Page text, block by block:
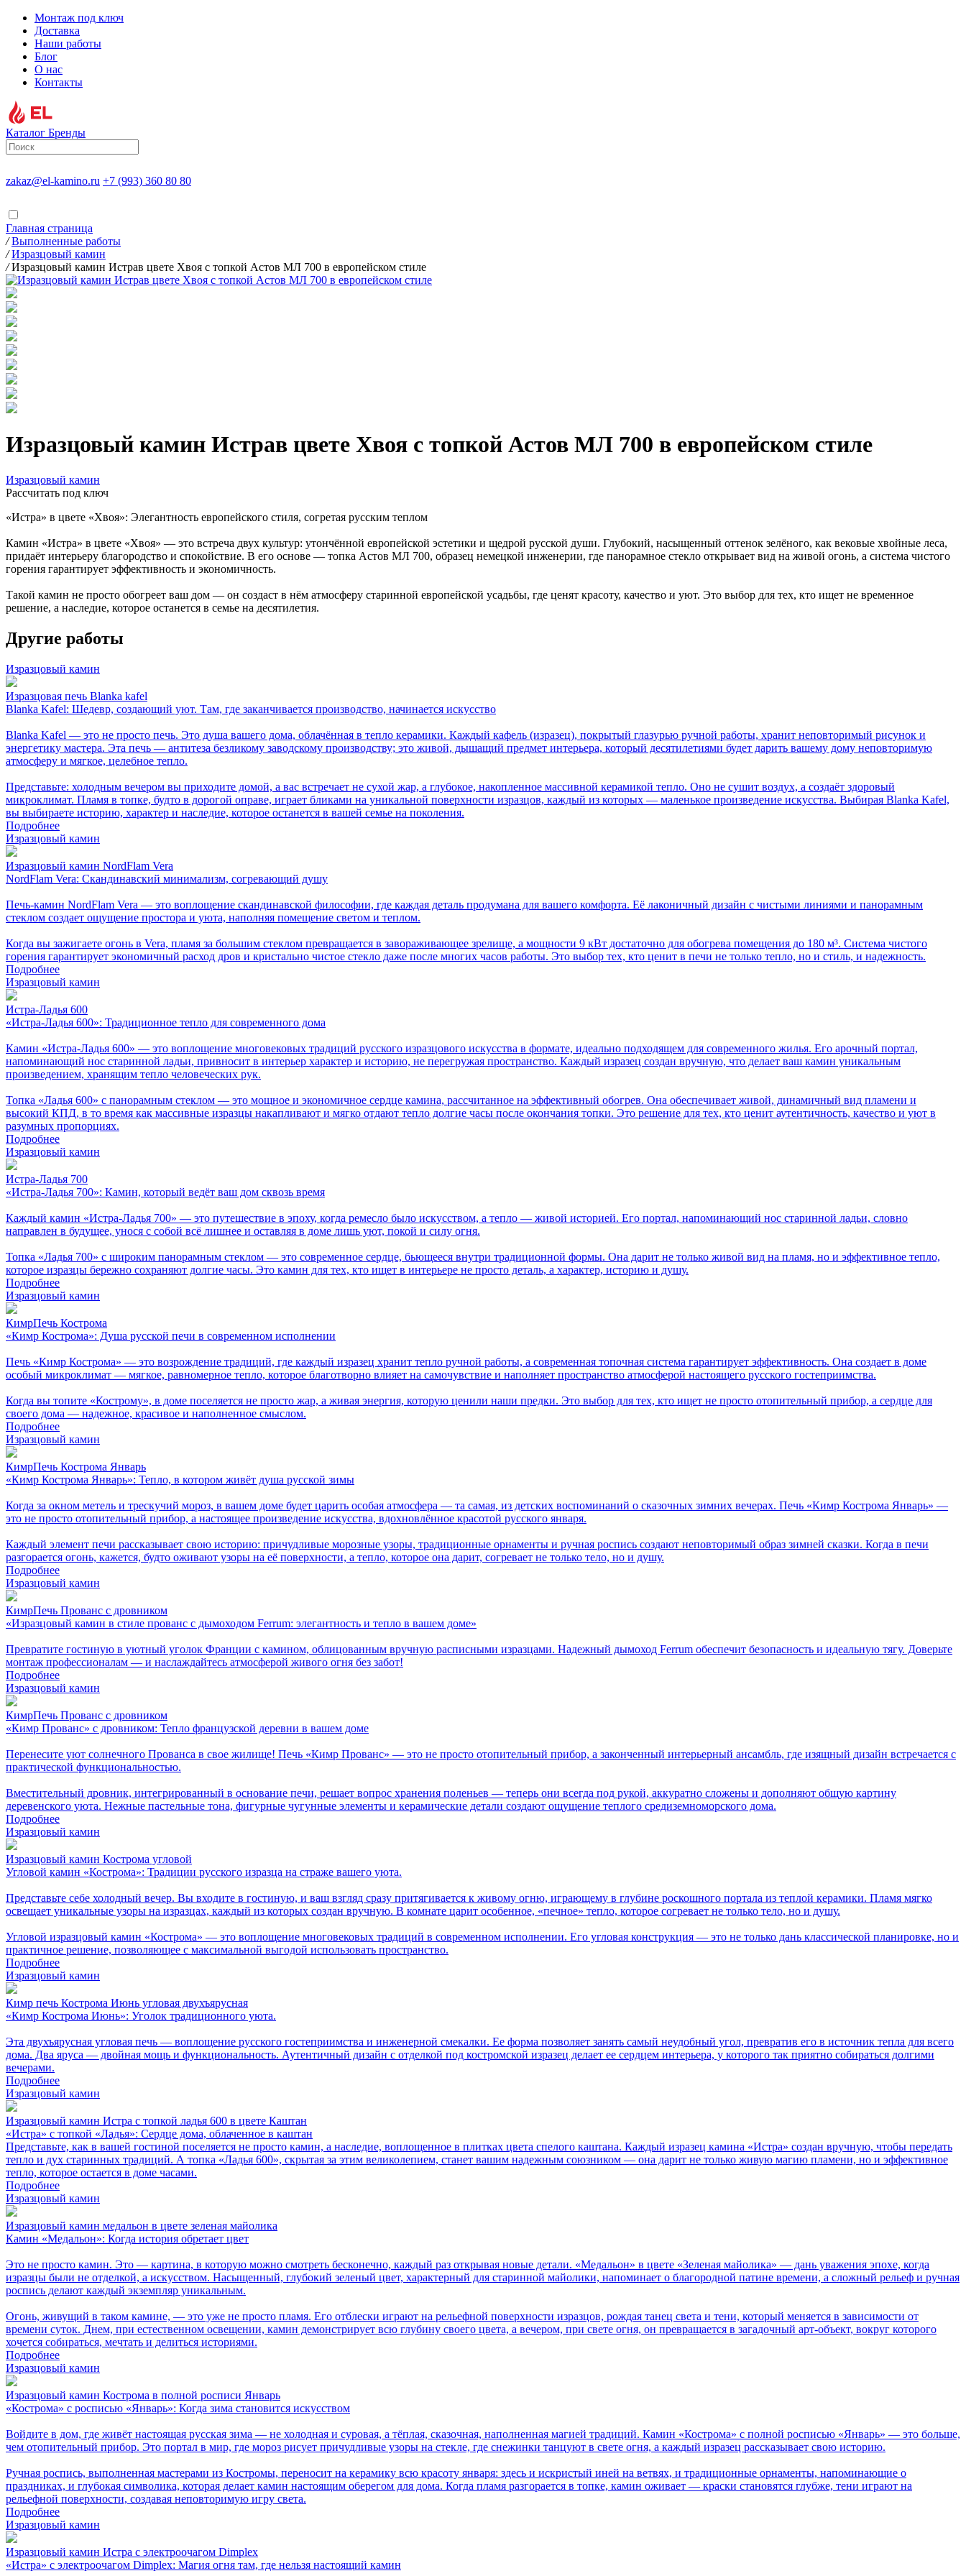
Монтаж под ключ
Доставка
Наши работы
Блог
О нас
Контакты
Каталог Бренды
zakaz@el-kamino.ru +7 (993) 360 80 80
Главная страница
/ Выполненные работы
/ Изразцовый камин
/ Изразцовый камин Истрав цвете Хвоя с топкой Астов МЛ 700 в европейском стиле
Изразцовый камин Истрав цвете Хвоя с топкой Астов МЛ 700 в европейском стиле
Изразцовый камин
Расcчитать под ключ
«Истра» в цвете «Хвоя»: Элегантность европейского стиля, согретая русским теплом
Камин «Истра» в цвете «Хвоя» — это встреча двух культур: утончённой европейской эстетики и щедрой русской души. Глубокий, насыщенный оттенок зелёного, как вековые хвойные леса,
придаёт интерьеру благородство и спокойствие. В его основе — топка Астов МЛ 700, образец немецкой инженерии, где панорамное стекло открывает вид на живой огонь, а система чистого
горения гарантирует эффективность и экономичность.
Такой камин не просто обогреет ваш дом — он создаст в нём атмосферу старинной европейской усадьбы, где ценят красоту, качество и уют. Это выбор для тех, кто ищет не временное
решение, а наследие, которое останется в семье на десятилетия.
Другие работы
Изразцовый камин
Изразцовая печь Blanka kafel
Blanka Kafel: Шедевр, создающий уют. Там, где заканчивается производство, начинается искусство
Blanka Kafel — это не просто печь. Это душа вашего дома, облачённая в тепло керамики. Каждый кафель (изразец), покрытый глазурью ручной работы, хранит неповторимый рисунок и
энергетику мастера. Эта печь — антитеза безликому заводскому производству; это живой, дышащий предмет интерьера, который десятилетиями будет дарить вашему дому неповторимую
атмосферу и мягкое, целебное тепло.
Представьте: холодным вечером вы приходите домой, а вас встречает не сухой жар, а глубокое, накопленное массивной керамикой тепло. Оно не сушит воздух, а создаёт здоровый
микроклимат. Пламя в топке, будто в дорогой оправе, играет бликами на уникальной поверхности изразцов, каждый из которых — маленькое произведение искусства. Выбирая Blanka Kafel,
вы выбираете историю, характер и наследие, которое останется в вашей семье на поколения.
Подробнее
Изразцовый камин
Изразцовый камин NordFlam Vera
NordFlam Vera: Скандинавский минимализм, согревающий душу
Печь-камин NordFlam Vera — это воплощение скандинавской философии, где каждая деталь продумана для вашего комфорта. Её лаконичный дизайн с чистыми линиями и панорамным
стеклом создает ощущение простора и уюта, наполняя помещение светом и теплом.
Когда вы зажигаете огонь в Vera, пламя за большим стеклом превращается в завораживающее зрелище, а мощности 9 кВт достаточно для обогрева помещения до 180 м³. Система чистого
горения гарантирует экономичный расход дров и кристально чистое стекло даже после многих часов работы. Это выбор тех, кто ценит в печи не только тепло, но и стиль, и надежность.
Подробнее
Изразцовый камин
Истра-Ладья 600
«Истра-Ладья 600»: Традиционное тепло для современного дома
Камин «Истра-Ладья 600» — это воплощение многовековых традиций русского изразцового искусства в формате, идеально подходящем для современного жилья. Его арочный портал,
напоминающий нос старинной ладьи, привносит в интерьер характер и историю, не перегружая пространство. Каждый изразец создан вручную, что делает ваш камин уникальным
произведением, хранящим тепло человеческих рук.
Топка «Ладья 600» с панорамным стеклом — это мощное и экономичное сердце камина, рассчитанное на эффективный обогрев. Она обеспечивает живой, динамичный вид пламени и
высокий КПД, в то время как массивные изразцы накапливают и мягко отдают тепло долгие часы после окончания топки. Это решение для тех, кто ценит аутентичность, качество и уют в
разумных пропорциях.
Подробнее
Изразцовый камин
Истра-Ладья 700
«Истра-Ладья 700»: Камин, который ведёт ваш дом сквозь время
Каждый камин «Истра-Ладья 700» — это путешествие в эпоху, когда ремесло было искусством, а тепло — живой историей. Его портал, напоминающий нос старинной ладьи, словно
направлен в будущее, унося с собой всё лишнее и оставляя в доме лишь уют, покой и силу огня.
Топка «Ладья 700» с широким панорамным стеклом — это современное сердце, бьющееся внутри традиционной формы. Она дарит не только живой вид на пламя, но и эффективное тепло,
которое изразцы бережно сохраняют долгие часы. Это камин для тех, кто ищет в интерьере не просто деталь, а характер, историю и душу.
Подробнее
Изразцовый камин
КимрПечь Кострома
«Кимр Кострома»: Душа русской печи в современном исполнении
Печь «Кимр Кострома» — это возрождение традиций, где каждый изразец хранит тепло ручной работы, а современная топочная система гарантирует эффективность. Она создает в доме
особый микроклимат — мягкое, равномерное тепло, которое благотворно влияет на самочувствие и наполняет пространство атмосферой настоящего русского гостеприимства.
Когда вы топите «Кострому», в доме поселяется не просто жар, а живая энергия, которую ценили наши предки. Это выбор для тех, кто ищет не просто отопительный прибор, а сердце для
своего дома — надежное, красивое и наполненное смыслом.
Подробнее
Изразцовый камин
КимрПечь Кострома Январь
«Кимр Кострома Январь»: Тепло, в котором живёт душа русской зимы
Когда за окном метель и трескучий мороз, в вашем доме будет царить особая атмосфера — та самая, из детских воспоминаний о сказочных зимних вечерах. Печь «Кимр Кострома Январь» —
это не просто отопительный прибор, а настоящее произведение искусства, вдохновлённое красотой русского января.
Каждый элемент печи рассказывает свою историю: причудливые морозные узоры, традиционные орнаменты и ручная роспись создают неповторимый образ зимней сказки. Когда в печи
разгорается огонь, кажется, будто оживают узоры на её поверхности, а тепло, которое она дарит, согревает не только тело, но и душу.
Подробнее
Изразцовый камин
КимрПечь Прованс с дровником
«Изразцовый камин в стиле прованс с дымоходом Ferrum: элегантность и тепло в вашем доме»
Превратите гостиную в уютный уголок Франции с камином, облицованным вручную расписными изразцами. Надежный дымоход Ferrum обеспечит безопасность и идеальную тягу. Доверьте
монтаж профессионалам — и наслаждайтесь атмосферой живого огня без забот!
Подробнее
Изразцовый камин
КимрПечь Прованс с дровником
«Кимр Прованс» с дровником: Тепло французской деревни в вашем доме
Перенесите уют солнечного Прованса в свое жилище! Печь «Кимр Прованс» — это не просто отопительный прибор, а законченный интерьерный ансамбль, где изящный дизайн встречается с
практической функциональностью.
Вместительный дровник, интегрированный в основание печи, решает вопрос хранения поленьев — теперь они всегда под рукой, аккуратно сложены и дополняют общую картину
деревенского уюта. Нежные пастельные тона, фигурные чугунные элементы и керамические детали создают ощущение теплого средиземноморского дома.
Подробнее
Изразцовый камин
Изразцовый камин Кострома угловой
Угловой камин «Кострома»: Традиции русского изразца на страже вашего уюта.
Представьте себе холодный вечер. Вы входите в гостиную, и ваш взгляд сразу притягивается к живому огню, играющему в глубине роскошного портала из теплой керамики. Пламя мягко
освещает уникальные узоры на изразцах, каждый из которых создан вручную. В комнате царит особенное, «печное» тепло, которое согревает не только тело, но и душу.
Угловой изразцовый камин «Кострома» — это воплощение многовековых традиций в современном исполнении. Его угловая конструкция — это не только дань классической планировке, но и
практичное решение, позволяющее с максимальной выгодой использовать пространство.
Подробнее
Изразцовый камин
Кимр печь Кострома Июнь угловая двухъярусная
«Кимр Кострома Июнь»: Уголок традиционного уюта.
Эта двухъярусная угловая печь — воплощение русского гостеприимства и инженерной смекалки. Ее форма позволяет занять самый неудобный угол, превратив его в источник тепла для всего
дома. Два яруса — двойная мощь и функциональность. Аутентичный дизайн с отделкой под костромской изразец делает ее сердцем интерьера, у которого так приятно собираться долгими
вечерами.
Подробнее
Изразцовый камин
Изразцовый камин Истра с топкой ладья 600 в цвете Каштан
«Истра» с топкой «Ладья»: Сердце дома, облаченное в каштан
Представьте, как в вашей гостиной поселяется не просто камин, а наследие, воплощенное в плитках цвета спелого каштана. Каждый изразец камина «Истра» создан вручную, чтобы передать
тепло и дух старинных традиций. А топка «Ладья 600», скрытая за этим великолепием, станет вашим надежным союзником — она дарит не только живую магию пламени, но и эффективное
тепло, которое остается в доме часами.
Подробнее
Изразцовый камин
Изразцовый камин медальон в цвете зеленая майолика
Камин «Медальон»: Когда история обретает цвет
Это не просто камин. Это — картина, в которую можно смотреть бесконечно, каждый раз открывая новые детали. «Медальон» в цвете «Зеленая майолика» — дань уважения эпохе, когда
изразцы были не отделкой, а искусством. Насыщенный, глубокий зеленый цвет, характерный для старинной майолики, напоминает о благородной патине времени, а сложный рельеф и ручная
роспись делают каждый экземпляр уникальным.
Огонь, живущий в таком камине, — это уже не просто пламя. Его отблески играют на рельефной поверхности изразцов, рождая танец света и тени, который меняется в зависимости от
времени суток. Днем, при естественном освещении, камин демонстрирует всю глубину своего цвета, а вечером, при свете огня, он превращается в загадочный арт-объект, вокруг которого
хочется собираться, мечтать и делиться историями.
Подробнее
Изразцовый камин
Изразцовый камин Кострома в полной росписи Январь
«Кострома» с росписью «Январь»: Когда зима становится искусством
Войдите в дом, где живёт настоящая русская зима — не холодная и суровая, а тёплая, сказочная, наполненная магией традиций. Камин «Кострома» с полной росписью «Январь» — это больше,
чем отопительный прибор. Это портал в мир, где мороз рисует причудливые узоры на стекле, где снежинки танцуют в свете огня, а каждый изразец рассказывает свою историю.
Ручная роспись, выполненная мастерами из Костромы, переносит на керамику всю красоту января: здесь и искристый иней на ветвях, и традиционные орнаменты, напоминающие о
праздниках, и глубокая символика, которая делает камин настоящим оберегом для дома. Когда пламя разгорается в топке, камин оживает — краски становятся глубже, тени играют на
рельефной поверхности, создавая неповторимую игру света.
Подробнее
Изразцовый камин
Изразцовый камин Истра с электроочагом Dimplex
«Истра» с электроочагом Dimplex: Магия огня там, где нельзя настоящий камин